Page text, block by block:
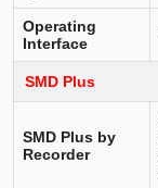
Operating
Interface
SMD Plus
SMD Plus by
Recorder